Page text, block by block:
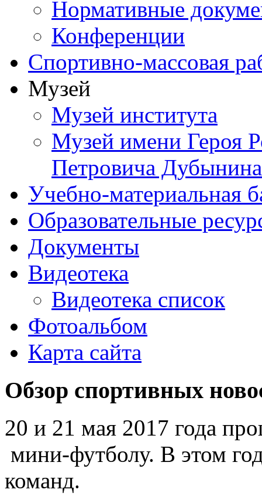
Нормативные
Конференции
Спортивно-массовая
Музей
Музей института
Музей имени Героя
Петровича Дубынина
Учебно-материальная
Образовательные
Документы
Видеотека
Видеотека список
Фотоальбом
Карта сайта
Обзор спортивных
20 и 21 мая 2017 года
мини-футболу. В этом
команд.